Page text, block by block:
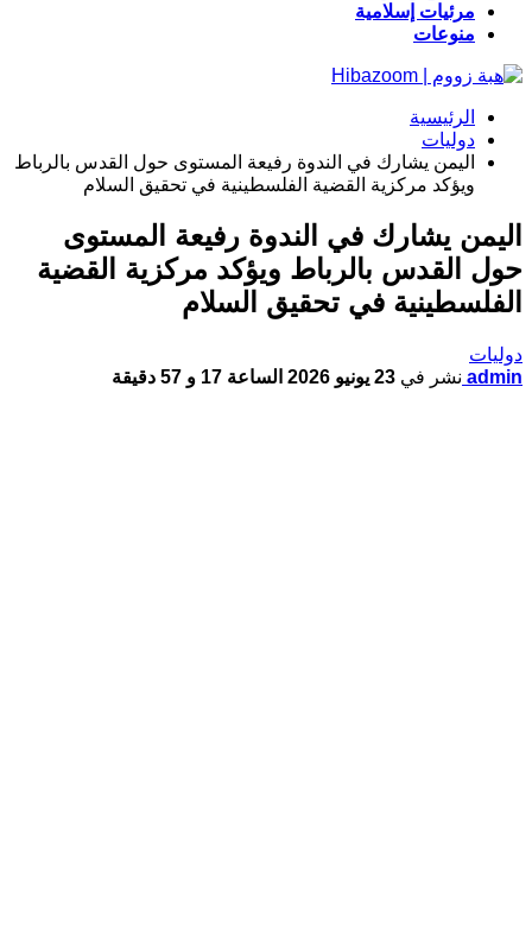
مرئيات إسلامية
منوعات
الرئيسية
دوليات
اليمن يشارك في الندوة رفيعة المستوى حول القدس بالرباط
ويؤكد مركزية القضية الفلسطينية في تحقيق السلام
اليمن يشارك في الندوة رفيعة المستوى
حول القدس بالرباط ويؤكد مركزية القضية
الفلسطينية في تحقيق السلام
دوليات
admin نشر في 23 يونيو 2026 الساعة 17 و 57 دقيقة